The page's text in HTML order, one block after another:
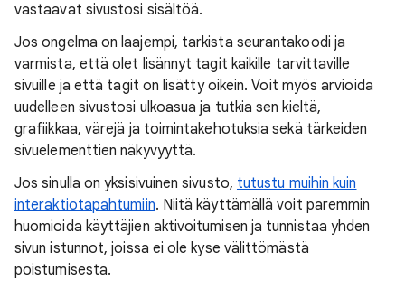
vastaavat sivustosi sisältöä.
Jos ongelma on laajempi, tarkista seurantakoodi ja
varmista, että olet lisännyt tagit kaikille tarvittaville
sivuille ja että tagit on lisätty oikein. Voit myös arvioida
uudelleen sivustosi ulkoasua ja tutkia sen kieltä,
grafiikkaa, värejä ja toimintakehotuksia sekä tärkeiden
sivuelementtien näkyvyyttä.
Jos sinulla on yksisivuinen sivusto, tutustu muihin kuin
interaktiotapahtumiin. Niitä käyttämällä voit paremmin
huomioida käyttäjien aktivoitumisen ja tunnistaa yhden
sivun istunnot, joissa ei ole kyse välittömästä
poistumisesta.